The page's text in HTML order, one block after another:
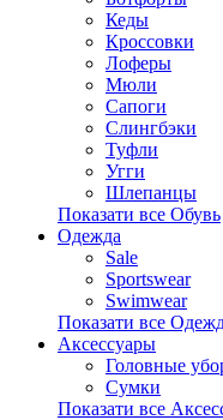
Кеды
Кроссовки
Лоферы
Мюли
Сапоги
Слингбэки
Туфли
Угги
Шлепанцы
Показати все Обувь
Одежда
Sale
Sportswear
Swimwear
Показати все
Аксессуары
Головные
Сумки
Показати все